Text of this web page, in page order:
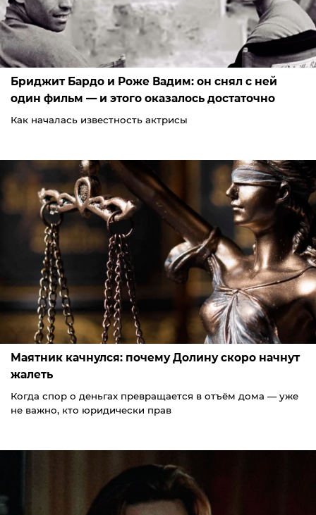
Бриджит Бардо и Роже Вадим: он снял с ней
один фильм — и этого оказалось достаточно
Как началась известность актрисы
Маятник качнулся: почему Долину скоро начнут
жалеть
Когда спор о деньгах превращается в отъём дома — уже
не важно, кто юридически прав